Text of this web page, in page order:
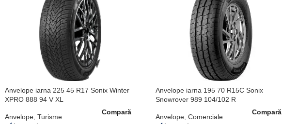
Anvelope iarna 225 45 R17 Sonix Winter
XPRO 888 94 V XL
Anvelope Turisme
Compară
Anvelope iarna 195 70 R15C Sonix
Snowrover 989 104/102 R
Anvelope, Comerciale
Compară